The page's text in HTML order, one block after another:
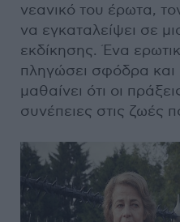
νεανικό του έρωτα,
να εγκαταλείψει σε
εκδίκησης. Ένα
πληγώσει σφόδρα
μαθαίνει ότι οι
συνέπειες στις ζωές